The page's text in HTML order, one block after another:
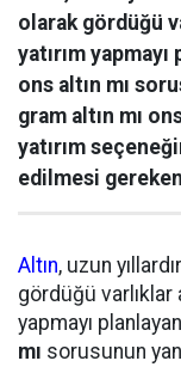
olarak gördüğü
yatırım
ons altın mı
gram altın mı
yatırım
edilmesi
Altın, uzun
gördüğü varlıklar
yapmayı
mı sorusunun